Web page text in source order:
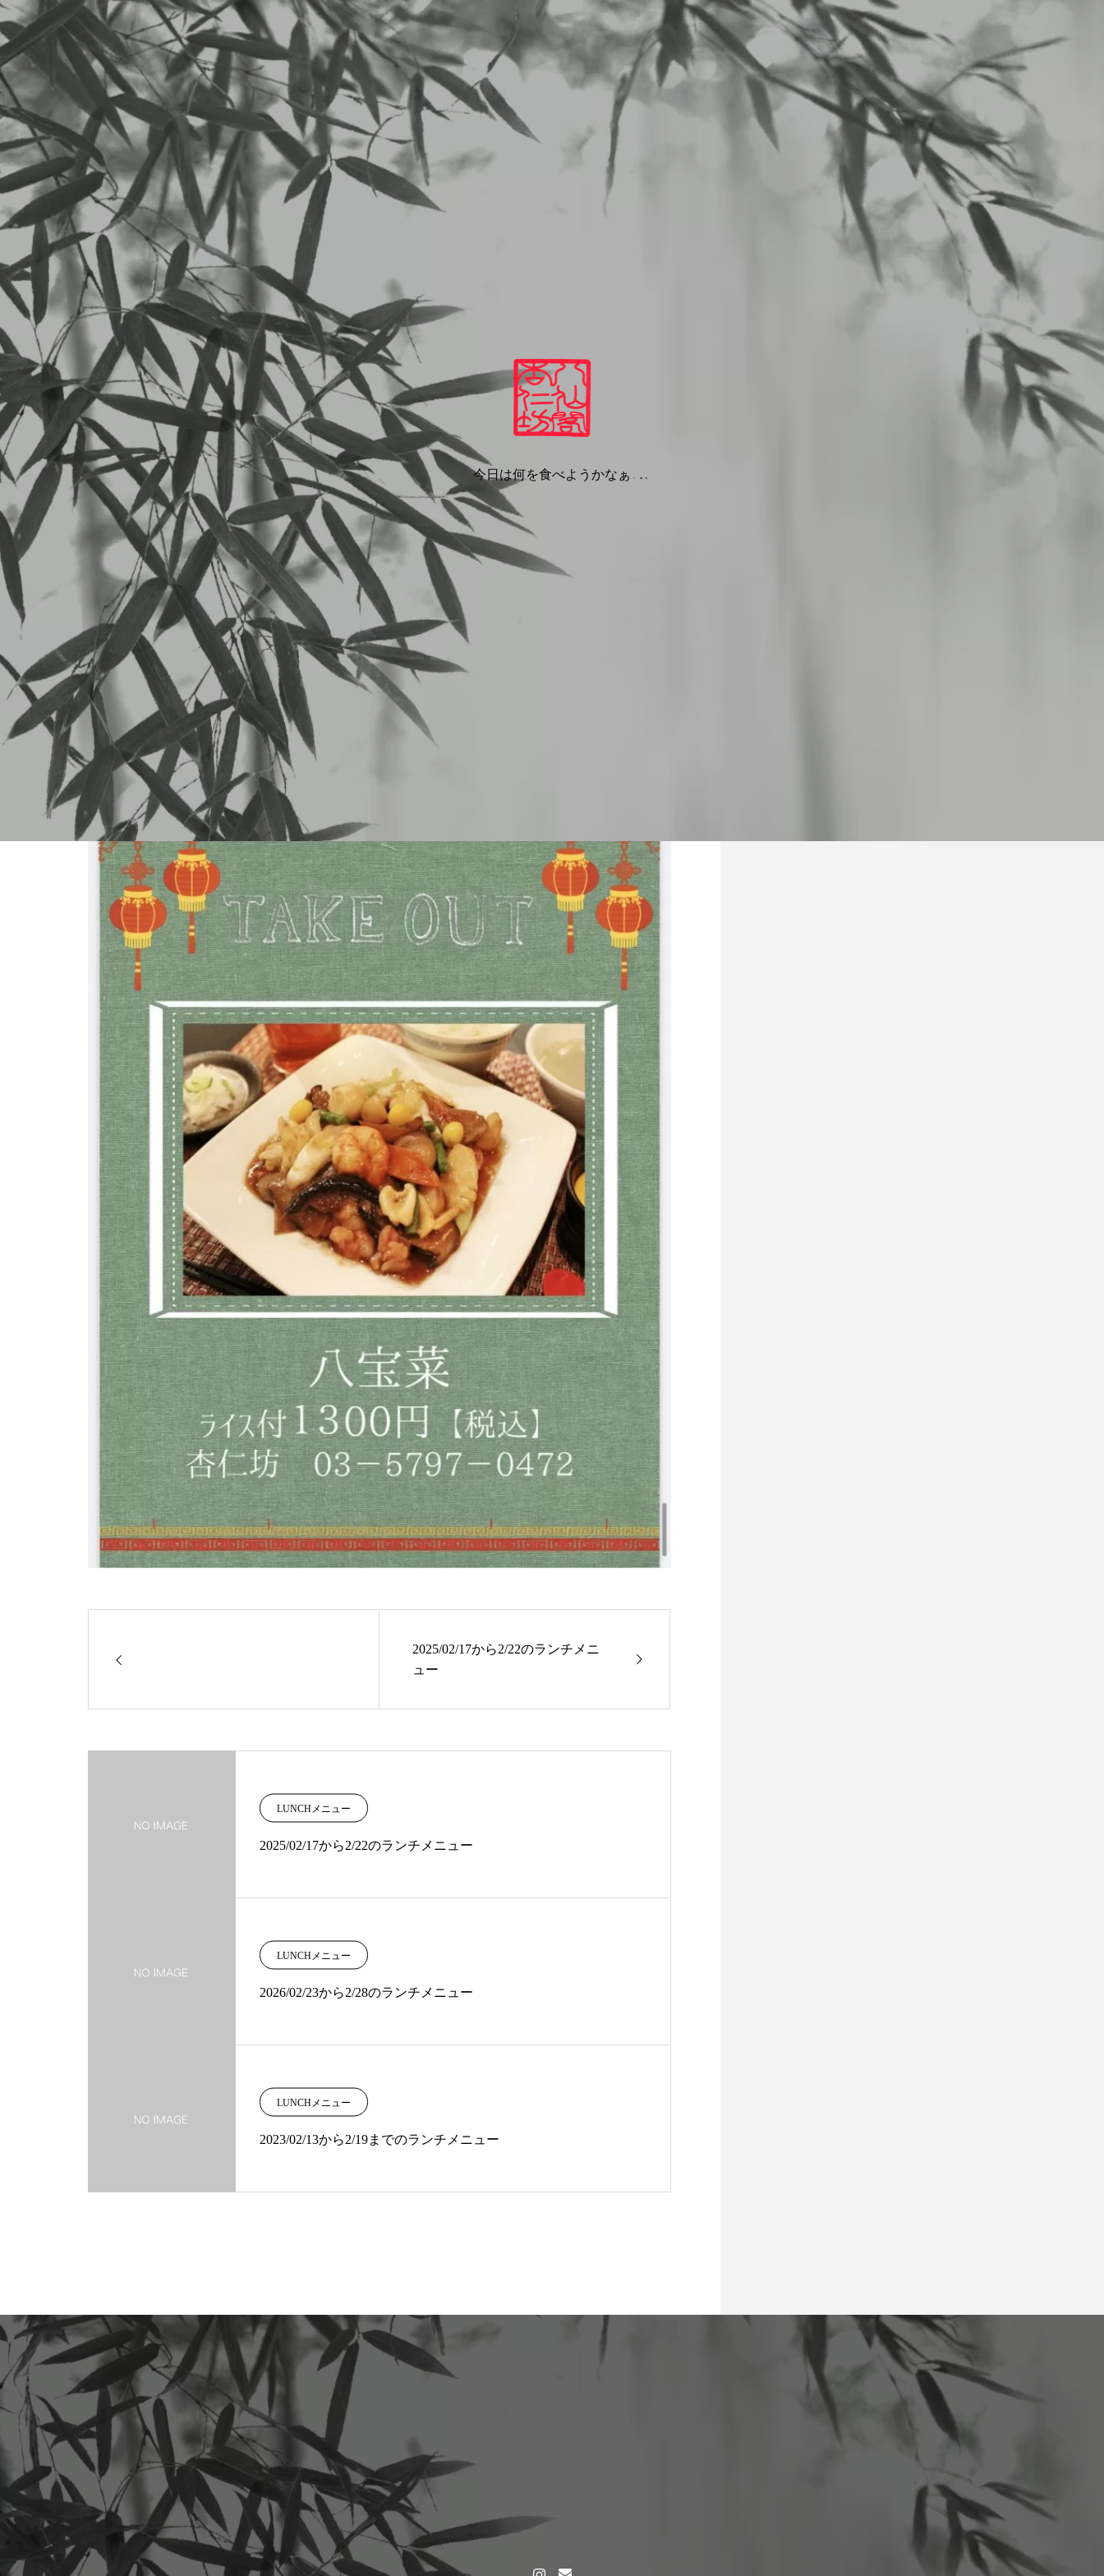
二子玉川 中華料理 杏仁坊 LUNCHメニュー
2025
02 11
LUNCHメニュー
2025/02/11から２／１５のランチメニュー
2025/02/17から2/22のランチメニ
ュー
LUNCHメニュー
2025/02/17から2/22のランチメニュー
LUNCHメニュー
2026/02/23から2/28のランチメニュー
LUNCHメニュー
2023/02/13から2/19までのランチメニュー
2025/02/11から２／１５のランチメニュー